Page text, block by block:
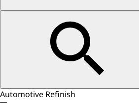
Automotive Refinish